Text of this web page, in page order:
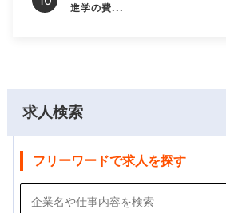
求人検索
フリーワードで求人を探す
進学の費...